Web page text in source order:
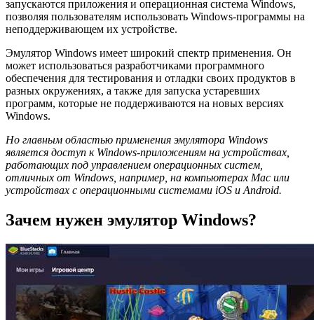
запускаются приложения и операционная система Windows,
позволяя пользователям использовать Windows-программы на
неподдерживающем их устройстве.
Эмулятор Windows имеет широкий спектр применения. Он
может использоваться разработчиками программного
обеспечения для тестирования и отладки своих продуктов в
разных окружениях, а также для запуска устаревших
программ, которые не поддерживаются на новых версиях
Windows.
Но главным областью применения эмулятора Windows
является доступ к Windows-приложениям на устройствах,
работающих под управлением операционных систем,
отличных от Windows, например, на компьютерах Mac или
устройствах с операционными системами iOS и Android.
Зачем нужен эмулятор Windows?